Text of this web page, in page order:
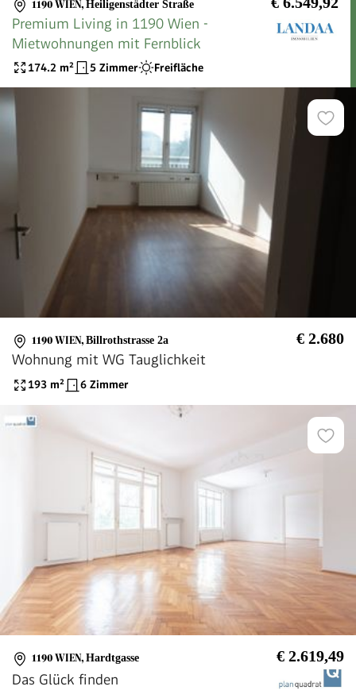
1190 WIEN, Heiligenstädter Straße
Premium Living in 1190 Wien -
Mietwohnungen mit Fernblick
174.2 m² 5 Zimmer Freifläche
1190 WIEN, Billrothstrasse 2a € 2.680
Wohnung mit WG Tauglichkeit
193 m² 6 Zimmer
1190 WIEN, Hardtgasse € 2.619,49
Das Glück finden